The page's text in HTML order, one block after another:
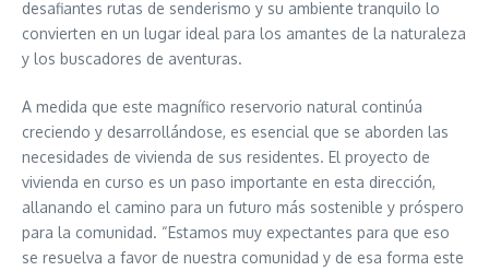
desafiantes rutas de senderismo y su ambiente tranquilo lo
convierten en un lugar ideal para los amantes de la naturaleza
y los buscadores de aventuras.
A medida que este magnífico reservorio natural continúa
creciendo y desarrollándose, es esencial que se aborden las
necesidades de vivienda de sus residentes. El proyecto de
vivienda en curso es un paso importante en esta dirección,
allanando el camino para un futuro más sostenible y próspero
para la comunidad. “Estamos muy expectantes para que eso
se resuelva a favor de nuestra comunidad y de esa forma este